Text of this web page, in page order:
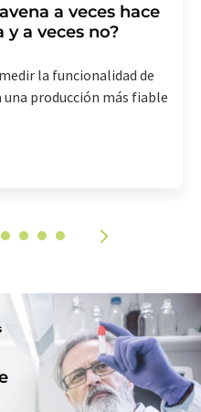
a veces hace
a veces no?
la funcionalidad de
producción más fiable